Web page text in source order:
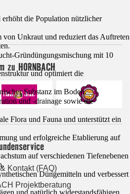
die Population nützlicher
Unkraut und reduziert das Auftreten
Gründüngungsmischung mit 10
und optimiert die
Substanz im Boden.
und -drainage sowie die
Flora und Fauna und unterstützt ein
und erfolgreiche Etablierung auf
auf verschiedenen Tiefenebenen
Düngemitteln und verbessert
und natürlich widerstandsfähigen
zu HORNBACH
Kontakt (FAQ)
Projektberatung